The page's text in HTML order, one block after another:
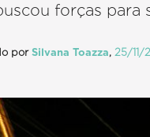
forças para
por Silvana Toazza, 25/11/